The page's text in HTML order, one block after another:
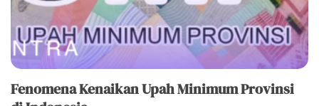
Fenomena Kenaikan Upah Minimum Provinsi